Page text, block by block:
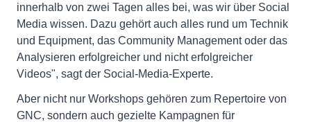
innerhalb von zwei Tagen alles bei, was wir über Social
Media wissen. Dazu gehört auch alles rund um Technik
und Equipment, das Community Management oder das
Analysieren erfolgreicher und nicht erfolgreicher
Videos", sagt der Social-Media-Experte.
Aber nicht nur Workshops gehören zum Repertoire von
GNC, sondern auch gezielte Kampagnen für